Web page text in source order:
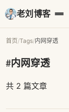
老刘博客
首页/Tags/内网穿透
#内网穿透
共 2 篇文章